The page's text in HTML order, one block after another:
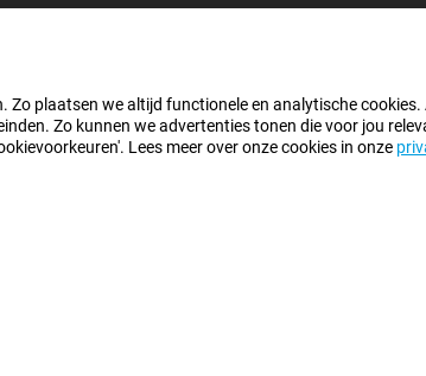
plaatsen we altijd functionele en analytische cookies.
Zo kunnen we advertenties tonen die voor jou
Lees meer over onze cookies in onze